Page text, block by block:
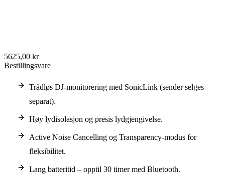
5625,00 kr
Bestillingsvare
Trådløs DJ-monitorering med SonicLink (sender selges
separat).
Høy lydisolasjon og presis lydgjengivelse.
Active Noise Cancelling og Transparency-modus for
fleksibilitet.
Lang batteritid – opptil 30 timer med Bluetooth.